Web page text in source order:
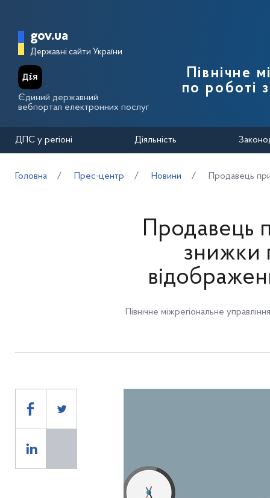
Головна сторінка Державної
gov.ua
Державні сайти України
Єдиний державний
вебпортал електронних послуг
Північне
по роботі
ДПС у регіоні Діяльність
Головна Прес-центр Новини Продавець
Продавець
знижки
Північне міжрегіональне